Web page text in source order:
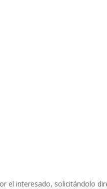
el interesado, solicitándolo